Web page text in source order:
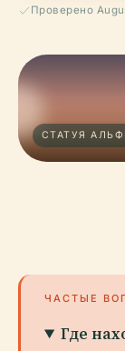
Проверено
СТАТУЯ
ЧАСТЫЕ
Где